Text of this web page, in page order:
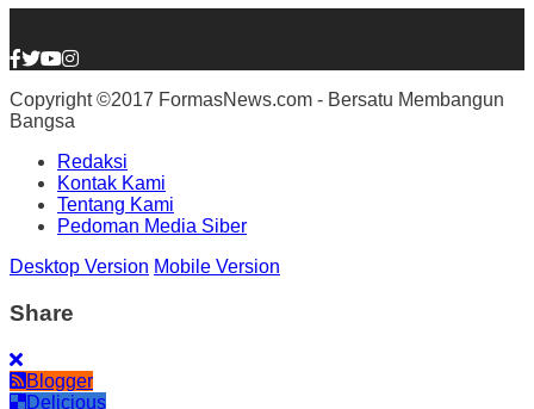
Copyright ©2017 FormasNews.com - Bersatu Membangun
Bangsa
Redaksi
Kontak Kami
Tentang Kami
Pedoman Media Siber
Desktop Version Mobile Version
Share
Blogger
Delicious